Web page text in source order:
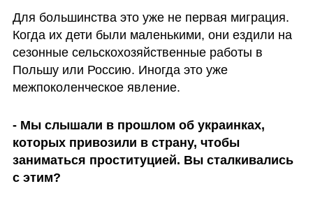
Для большинства это уже не первая миграция.
Когда их дети были маленькими, они ездили на
сезонные сельскохозяйственные работы в
Польшу или Россию. Иногда это уже
межпоколенческое явление.
- Мы слышали в прошлом об украинках,
которых привозили в страну, чтобы
заниматься проституцией. Вы сталкивались
с этим?